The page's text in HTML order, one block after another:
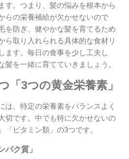
す。つまり、髪の悩みを根本から
らの栄養補給が欠かせないので
を防ぎ、健やかな髪を育てるため
ら取り入れられる具体的な食材リ
ます。毎日の食事を少し工夫し
髪を一緒に育てていきましょう。
「3つの黄金栄養素」
は、特定の栄養素をバランスよく
切です。中でも特に欠かせないの
ビタミン類」の3つです。
ク質」